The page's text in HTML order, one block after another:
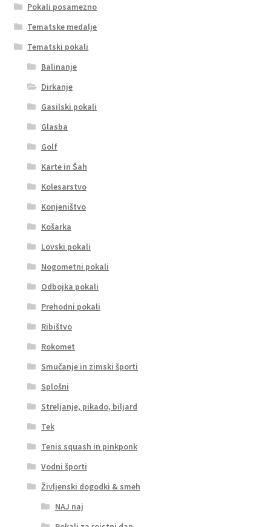
Pokali posamezno
Tematske medalje
Tematski pokali
Balinanje
Dirkanje
Gasilski pokali
Glasba
Golf
Karte in Šah
Kolesarstvo
Konjeništvo
Košarka
Lovski pokali
Nogometni pokali
Odbojka pokali
Prehodni pokali
Ribištvo
Rokomet
Smučanje in zimski športi
Splošni
Streljanje, pikado, biljard
Tek
Tenis squash in pinkponk
Vodni športi
Življenski dogodki & smeh
NAJ naj